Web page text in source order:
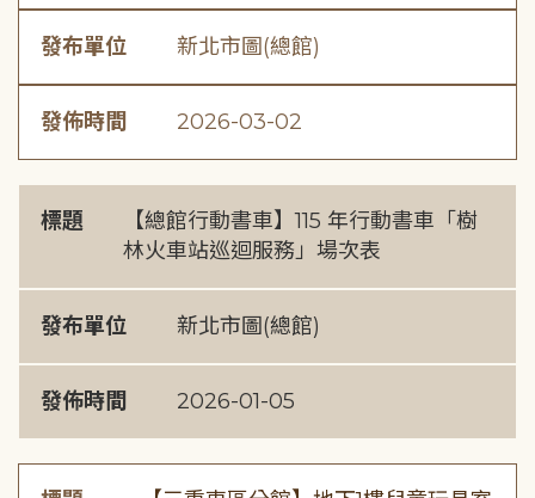
發布單位 新北市圖(總館)
發佈時間 2026-03-02
標題
【總館行動書車】115 年行動書車「樹
林火車站巡迴服務」場次表
發布單位 新北市圖(總館)
發佈時間 2026-01-05